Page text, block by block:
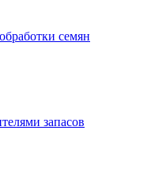
семян
запасов